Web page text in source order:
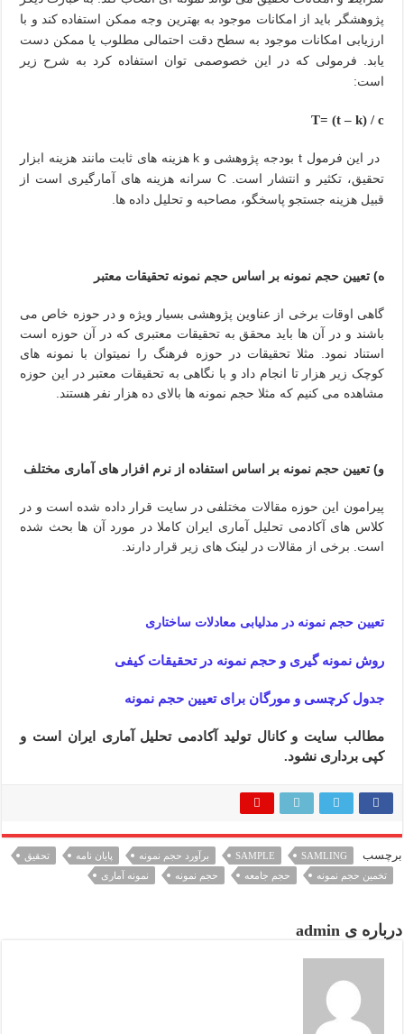
پژوهشگر باید از امکانات موجود به بهترین وجه ممکن استفاده کند و با
ارزیابی امکانات موجود به سطح دقت احتمالی مطلوب یا ممکن دست
یابد. فرمولی که در این خصوصمی توان استفاده کرد به شرح زیر
است:
T= (t – k) / c
در این فرمولt بودجه پژوهشی وk هزینه های ثابت مانند هزینه ابزار
تحقیق، تکثیر و انتشار است. C سرانه هزینه های آمارگیری است از
قبیل هزینه جستجو پاسخگو، مصاحبه و تحلیل داده ها.
ه) تعیین حجم نمونه بر اساس حجم نمونه تحقیقات معتبر
گاهی اوقات برخی از عناوین پژوهشی بسیار ویژه و در حوزه خاص می
باشند و در آن ها باید محقق به تحقیقات معتبری که در آن حوزه است
استناد نمود. مثلا تحقیقات در حوزه فرهنگ را نمیتوان با نمونه های
کوچک زیر هزار تا انجام داد و با نگاهی به تحقیقات معتبر در این حوزه
مشاهده می کنیم که مثلا حجم نمونه ها بالای ده هزار نفر هستند.
و) تعیین حجم نمونه بر اساس استفاده از نرم افزار های آماری مختلف
پیرامون این حوزه مقالات مختلفی در سایت قرار داده شده است و در
کلاس های آکادمی تحلیل آماری ایران کاملا در مورد آن ها بحث شده
است. برخی از مقالات در لینک های زیر قرار دارند.
تعیین حجم نمونه در مدلیابی معادلات ساختاری
روش نمونه گیری و حجم نمونه در تحقیقات کیفی
جدول کرچسی و مورگان برای تعیین حجم نمونه​
مطالب سایت و کانال تولید آکادمی تحلیل آماری ایران است و
کپی برداری نشود.
برچسب SAMLING
SAMPLE برآورد حجم نمونه پایان نامه
تحقیق
تخمین حجم نمونه
حجم جامعه حجم نمونه نمونه آماری
درباره ی admin